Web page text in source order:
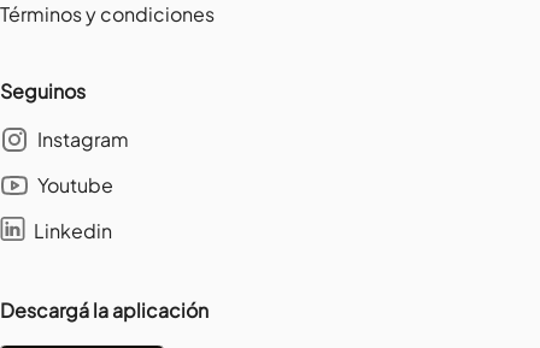
Términos y condiciones
Seguinos
Instagram
Youtube
Linkedin
Descargá la aplicación